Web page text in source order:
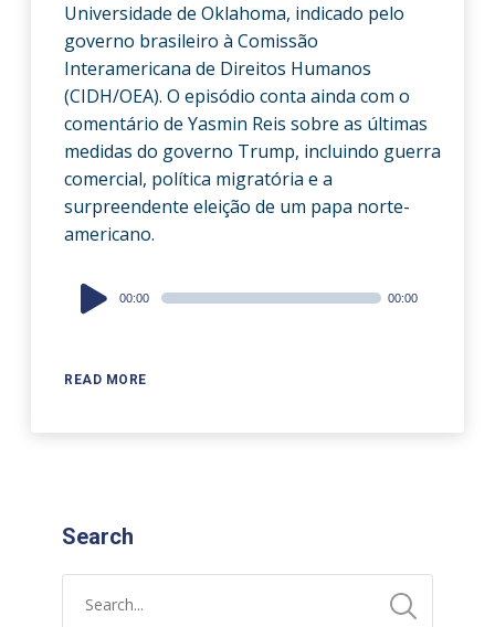
Universidade de Oklahoma, indicado pelo
governo brasileiro à Comissão
Interamericana de Direitos Humanos
(CIDH/OEA). O episódio conta ainda com o
comentário de Yasmin Reis sobre as últimas
medidas do governo Trump, incluindo guerra
comercial, política migratória e a
surpreendente eleição de um papa norte-
americano.
READ MORE
Audio
Player
00:00 00:00
Search